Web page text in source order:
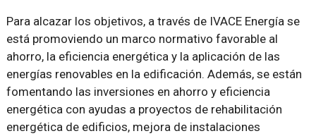
Para alcazar los objetivos, a través de IVACE Energía se
está promoviendo un marco normativo favorable al
ahorro, la eficiencia energética y la aplicación de las
energías renovables en la edificación. Además, se están
fomentando las inversiones en ahorro y eficiencia
energética con ayudas a proyectos de rehabilitación
energética de edificios, mejora de instalaciones